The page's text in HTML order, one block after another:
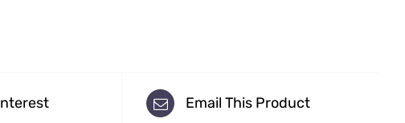
Email This Product